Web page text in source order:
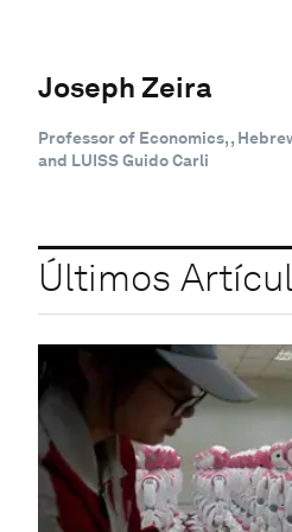
Joseph Zeira
Professor of Economics, ,
and LUISS Guido Carli
Últimos